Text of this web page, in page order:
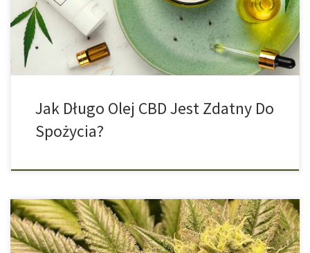
rozpoznać, że się zepsuł? Olej CBD jest dla wielu ludzi cennym
towarzyszem w codziennym życiu […]
Jak Długo Olej CBD Jest Zdatny Do
Spożycia?
Receptor GPR18, znany również jako receptor NAGly, należy do